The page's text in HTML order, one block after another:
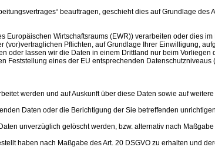
beauftragen, geschieht dies auf Grundlage des
Wirtschaftsraums (EWR)) verarbeiten oder dies
Pflichten, auf Grundlage Ihrer Einwilligung,
lassen wir die Daten in einem Drittland nur beim
eines der EU entsprechenden
werden und auf Auskunft über diese Daten sowie auf
Daten oder die Berichtigung der Sie betreffenden
unverzüglich gelöscht werden, bzw. alternativ nach
haben nach Maßgabe des Art. 20 DSGVO zu erhalten und